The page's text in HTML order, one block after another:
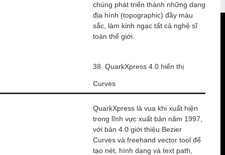
chúng phát triển thành những dạng
địa hình (topographic) đầy màu
sắc, làm kinh ngạc tất cả nghệ sĩ
toàn thế giới.
38. QuarkXpress 4.0 hiển thị
Curves
QuarkXpress là vua khi xuất hiện
trong lĩnh vực xuất bản năm 1997,
với bản 4.0 giới thiệu Bezier
Curves và freehand vector tool để
tạo nét, hình dạng và text path,